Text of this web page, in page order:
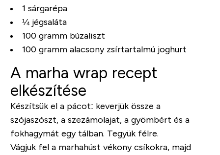
1 sárgarépa
¼ jégsaláta
100 gramm búzaliszt
100 gramm alacsony zsírtartalmú joghurt
A marha wrap recept
elkészítése
Készítsük el a pácot: keverjük össze a
szójaszószt, a szezámolajat, a gyömbért és a
fokhagymát egy tálban. Tegyük félre.
Vágjuk fel a marhahúst vékony csíkokra, majd